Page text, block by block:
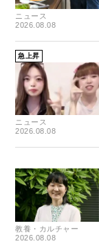
ニュース
2026.08.08
急上昇
ニュース
2026.08.08
教養・カルチャー
2026.08.08